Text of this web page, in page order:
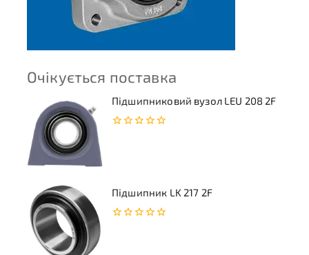
Очікується поставка
Підшипниковий вузол LEU 208 2F
Підшипник LK 217 2F